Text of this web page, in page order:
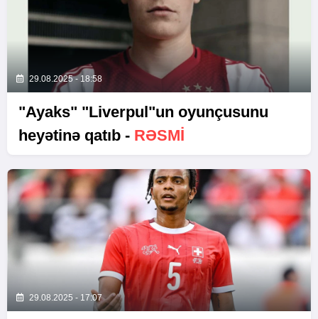
29.08.2025 - 18:58
"Ayaks" "Liverpul"un oyunçusunu
heyətinə qatıb - RƏSMI
29.08.2025 - 17:07